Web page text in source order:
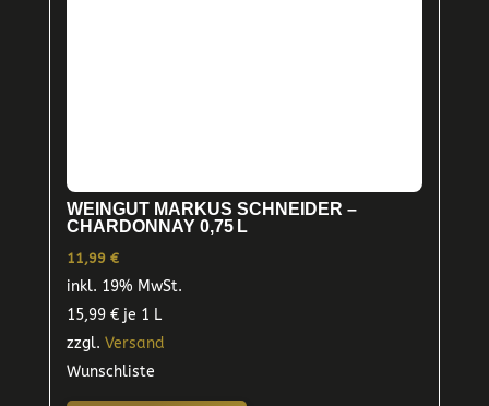
WEINGUT MARKUS SCHNEIDER –
CHARDONNAY 0,75 L
11,99 €
inkl. 19% MwSt.
15,99 €je 1 L
zzgl. Versand
Wunschliste